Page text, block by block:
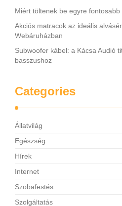
Miért töltenek be egyre
Akciós matracok az ideális
Webáruházban
Subwoofer kábel: a Kácsa Audió
basszushoz
Categories
Állatvilág
Egészség
Hírek
Internet
Szobafestés
Szolgáltatás